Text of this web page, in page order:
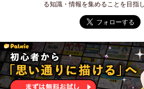
る知識・情報を集めることを目指